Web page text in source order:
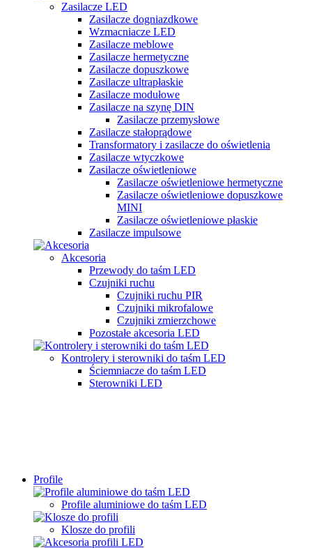
Zasilacze LED
Zasilacze dogniazdkowe
Wzmacniacze LED
Zasilacze meblowe
Zasilacze hermetyczne
Zasilacze dopuszkowe
Zasilacze ultrapłaskie
Zasilacze modułowe
Zasilacze na szynę DIN
Zasilacze przemysłowe
Zasilacze stałoprądowe
Transformatory i zasilacze do oświetlenia
Zasilacze wtyczkowe
Zasilacze oświetleniowe
Zasilacze oświetleniowe hermetyczne
Zasilacze oświetleniowe dopuszkowe
MINI
Zasilacze oświetleniowe płaskie
Zasilacze impulsowe
Akcesoria
Przewody do taśm LED
Czujniki ruchu
Czujniki ruchu PIR
Czujniki mikrofalowe
Czujniki zmierzchowe
Pozostałe akcesoria LED
Kontrolery i sterowniki do taśm LED
Ściemniacze do taśm LED
Sterowniki LED
Profile
Profile aluminiowe do taśm LED
Klosze do profili